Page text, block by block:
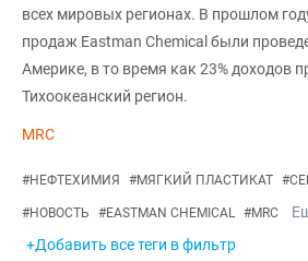
всех мировых регионах. В прошлом
продаж Eastman Chemical были
Америке, в то время как 23% доходов
Тихоокеанский регион.
MRC
#НЕФТЕХИМИЯ #МЯГКИЙ ПЛАСТИКАТ #
#НОВОСТЬ #EASTMAN CHEMICAL #MRC
+Добавить все теги в фильтр